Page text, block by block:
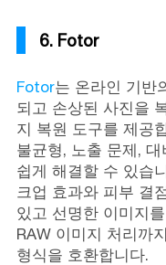
6. Fotor
Fotor는 온라인 기반
되고 손상된 사진을
지 복원 도구를 제공
불균형, 노출 문제,
쉽게 해결할 수 있습
크업 효과와 피부 결
있고 선명한 이미지
RAW 이미지 처리까
형식을 호환합니다.